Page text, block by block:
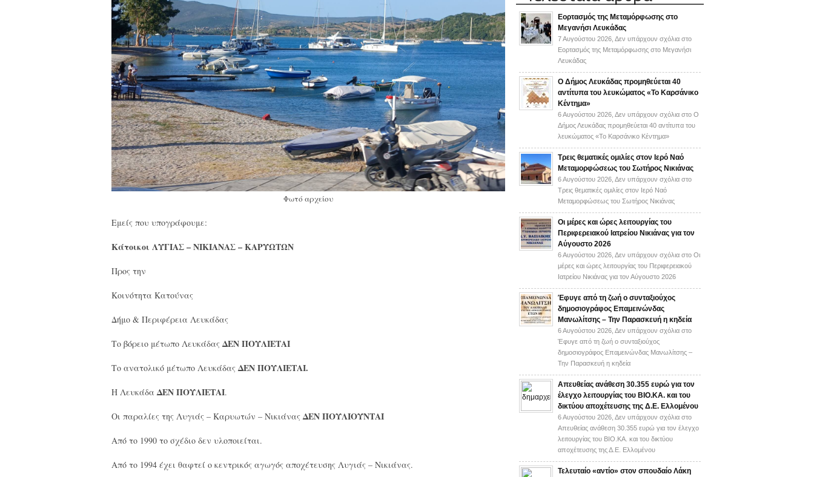
Φωτό αρχείου
Εμείς που υπογράφουμε:
Κάτοικοι ΛΥΓΙΑΣ – ΝΙΚΙΑΝΑΣ – ΚΑΡΥΩΤΩΝ
Προς την
Κοινότητα Κατούνας
Δήμο & Περιφέρεια Λευκάδας
Το βόρειο μέτωπο ΛευκάδαςΔΕΝ ΠΟΥΛΙΕΤΑΙ
Το ανατολικό μέτωπο ΛευκάδαςΔΕΝ ΠΟΥΛΙΕΤΑΙ.
Η ΛευκάδαΔΕΝ ΠΟΥΛΙΕΤΑΙ.
Οι παραλίες της Λυγιάς – Καρυωτών – ΝικιάναςΔΕΝ ΠΟΥΛΙΟΥΝΤΑΙ
Από το 1990 το σχέδιο δεν υλοποιείται.
Από το 1994 έχει θαφτεί ο κεντρικός αγωγός αποχέτευσης Λυγιάς – Νικιάνας.
Εορτασμός της Μεταμόρφωσης στο
Μεγανήσι Λευκάδας
7 Αυγούστου 2026, Δεν υπάρχουν σχόλια στο
Εορτασμός της Μεταμόρφωσης στο Μεγανήσι
Λευκάδας
Ο Δήμος Λευκάδας προμηθεύεται 40
αντίτυπα του λευκώματος «Το Καρσάνικο
Κέντημα»
6 Αυγούστου 2026, Δεν υπάρχουν σχόλια στο Ο
Δήμος Λευκάδας προμηθεύεται 40 αντίτυπα του
λευκώματος «Το Καρσάνικο Κέντημα»
Τρεις θεματικές ομιλίες στον Ιερό Ναό
Μεταμορφώσεως του Σωτήρος Νικιάνας
6 Αυγούστου 2026, Δεν υπάρχουν σχόλια στο
Τρεις θεματικές ομιλίες στον Ιερό Ναό
Μεταμορφώσεως του Σωτήρος Νικιάνας
Οι μέρες και ώρες λειτουργίας του
Περιφερειακού Ιατρείου Νικιάνας για τον
Αύγουστο 2026
6 Αυγούστου 2026, Δεν υπάρχουν σχόλια στο Οι
μέρες και ώρες λειτουργίας του Περιφερειακού
Ιατρείου Νικιάνας για τον Αύγουστο 2026
Έφυγε από τη ζωή ο συνταξιούχος
δημοσιογράφος Επαμεινώνδας
Μανωλίτσης – Την Παρασκευή η κηδεία
6 Αυγούστου 2026, Δεν υπάρχουν σχόλια στο
Έφυγε από τη ζωή ο συνταξιούχος
δημοσιογράφος Επαμεινώνδας Μανωλίτσης –
Την Παρασκευή η κηδεία
Απευθείας ανάθεση 30.355 ευρώ για τον
έλεγχο λειτουργίας του ΒΙΟ.ΚΑ. και του
δικτύου αποχέτευσης της Δ.Ε. Ελλομένου
6 Αυγούστου 2026, Δεν υπάρχουν σχόλια στο
Απευθείας ανάθεση 30.355 ευρώ για τον έλεγχο
λειτουργίας του ΒΙΟ.ΚΑ. και του δικτύου
αποχέτευσης της Δ.Ε. Ελλομένου
Τελευταίο «αντίο» στον σπουδαίο Λάκη